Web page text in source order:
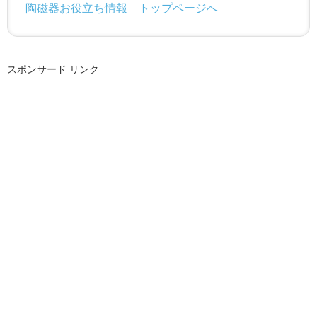
陶磁器お役立ち情報 トップページへ
スポンサード リンク